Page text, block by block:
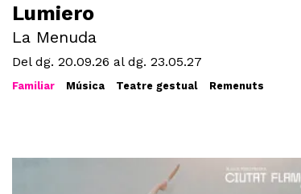
Lumiero
La Menuda
Del dg. 20.09.26 al dg. 23.05.27
Familiar Música Teatre gestual Remenuts